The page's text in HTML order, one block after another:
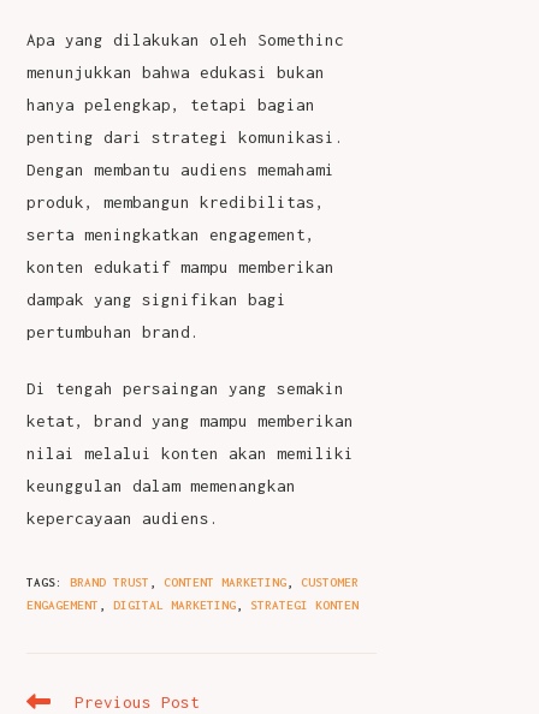
Apa yang dilakukan oleh Somethinc
menunjukkan bahwa edukasi bukan
hanya pelengkap, tetapi bagian
penting dari strategi komunikasi.
Dengan membantu audiens memahami
produk, membangun kredibilitas,
serta meningkatkan engagement,
konten edukatif mampu memberikan
dampak yang signifikan bagi
pertumbuhan brand.
Di tengah persaingan yang semakin
ketat, brand yang mampu memberikan
nilai melalui konten akan memiliki
keunggulan dalam memenangkan
kepercayaan audiens.
TAGS:BRAND TRUST , CONTENT MARKETING,
CUSTOMER
ENGAGEMENT , DIGITAL MARKETING, STRATEGI KONTEN
Read
Previous Post